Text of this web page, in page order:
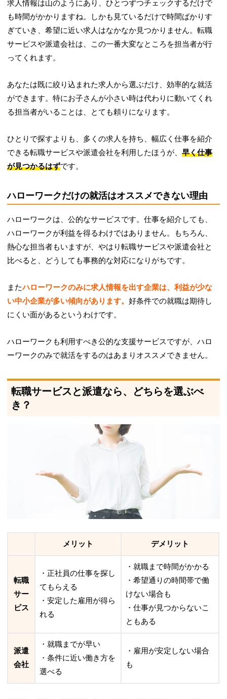
求人情報は山のようにあり、ひとつずつチェックするだけで
も時間がかかりますね。しかも見ているだけで時間ばかりす
ぎていき、希望に近い求人はなかなか見つかりません。転職
サービスや派遣会社は、この一番大変なところを担当者が行
ってくれます。
あなたは既に絞り込まれた求人から選ぶだけ、効率的な就活
ができます。特にお子さんが小さい時は代わりに動いてくれ
る担当者がいることは、とても頼りになります。
ひとりで探すよりも、多くの求人を持ち、幅広く仕事を紹介
できる転職サービスや派遣会社を利用したほうが、早く仕事
が見つかるはずです。
ハローワークだけの就活はオススメできない理由
ハローワークは、公的なサービスです。仕事を紹介しても、
ハローワークが利益を得るわけではありません。もちろん、
熱心な担当者もいますが、やはり転職サービスや派遣会社と
比べると、どうしても事務的な対応になりがちです。
またハローワークのみに求人情報を出す企業は、利益が少な
い中小企業が多い傾向があります。好条件での就職は期待し
にくい面があるというわけです。
ハローワークも利用すべき公的な支援サービスですが、ハロ
ーワークのみで就活をするのはあまりオススメできません。
転職サービスと派遣なら、どちらを選ぶべ
き？
メリット デメリット
転職
サー
ビス
・正社員の仕事を探し
てもらえる
・安定した雇用が得ら
れる
・就職まで時間がかかる
・希望通りの時間帯で働
けない場合も
・仕事が見つからないこ
ともある
派遣
会社
・就職までが早い
・条件に近い働き方を
選べる
・雇用が安定しない場合
も